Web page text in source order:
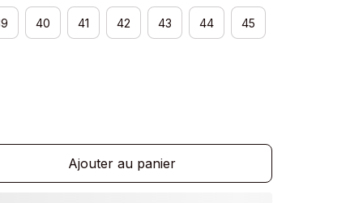
40 41 42 43 44 45
Ajouter au panier